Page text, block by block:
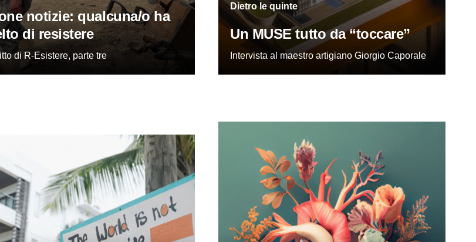
notizie: qualcuna/o ha
di resistere
di R-Esistere, parte tre
Dietro le quinte
Un MUSE tutto da “toccare”
Intervista al maestro artigiano Giorgio Caporale